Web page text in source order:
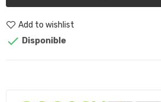
Add to wishlist
 Disponible